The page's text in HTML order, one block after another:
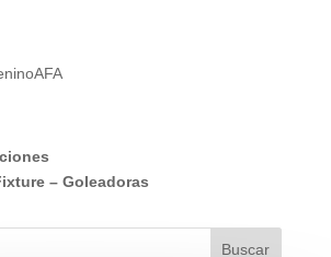
– Goleadoras